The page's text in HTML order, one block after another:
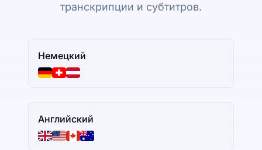
транскрипции и субтитров.
Немецкий
Английский